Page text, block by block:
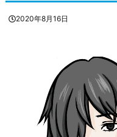
2020年8月16日